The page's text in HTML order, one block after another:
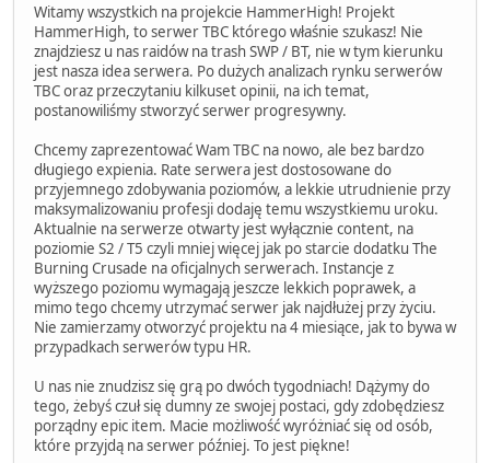
Witamy wszystkich na projekcie HammerHigh! Projekt
HammerHigh, to serwer TBC którego właśnie szukasz! Nie
znajdziesz u nas raidów na trash SWP / BT, nie w tym kierunku
jest nasza idea serwera. Po dużych analizach rynku serwerów
TBC oraz przeczytaniu kilkuset opinii, na ich temat,
postanowiliśmy stworzyć serwer progresywny.
Chcemy zaprezentować Wam TBC na nowo, ale bez bardzo
długiego expienia. Rate serwera jest dostosowane do
przyjemnego zdobywania poziomów, a lekkie utrudnienie przy
maksymalizowaniu profesji dodaję temu wszystkiemu uroku.
Aktualnie na serwerze otwarty jest wyłącznie content, na
poziomie S2 / T5 czyli mniej więcej jak po starcie dodatku The
Burning Crusade na oficjalnych serwerach. Instancje z
wyższego poziomu wymagają jeszcze lekkich poprawek, a
mimo tego chcemy utrzymać serwer jak najdłużej przy życiu.
Nie zamierzamy otworzyć projektu na 4 miesiące, jak to bywa w
przypadkach serwerów typu HR.
U nas nie znudzisz się grą po dwóch tygodniach! Dążymy do
tego, żebyś czuł się dumny ze swojej postaci, gdy zdobędziesz
porządny epic item. Macie możliwość wyróżniać się od osób,
które przyjdą na serwer później. To jest piękne!